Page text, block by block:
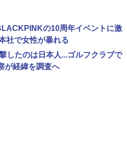
の10周年イベントに激
社で女性が暴れる
したのは日本人...ゴルフクラブで
が経緯を調査へ